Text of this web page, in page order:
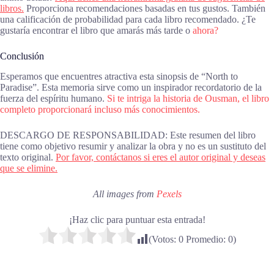
libros. Proporciona recomendaciones basadas en tus gustos. También
una calificación de probabilidad para cada libro recomendado. ¿Te
gustaría encontrar el libro que amarás más tarde o ahora?
Conclusión
Esperamos que encuentres atractiva esta sinopsis de “North to
Paradise”. Esta memoria sirve como un inspirador recordatorio de la
fuerza del espíritu humano. Si te intriga la historia de Ousman, el libro
completo proporcionará incluso más conocimientos.
DESCARGO DE RESPONSABILIDAD: Este resumen del libro
tiene como objetivo resumir y analizar la obra y no es un sustituto del
texto original. Por favor, contáctanos si eres el autor original y deseas
que se elimine.
All images from Pexels
¡Haz clic para puntuar esta entrada!
(Votos: 0Promedio: 0)